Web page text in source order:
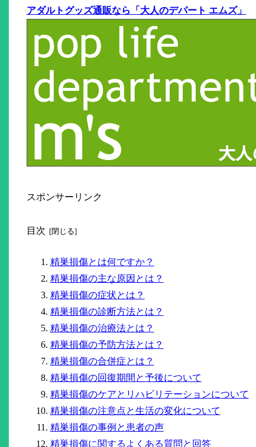
アダルトグッズ通販なら「大人のデパート エムズ」
スポンサーリンク
目次
精巣損傷とは何ですか？
精巣損傷の主な原因とは？
精巣損傷の症状とは？
精巣損傷の診断方法とは？
精巣損傷の治療法とは？
精巣損傷の予防方法とは？
精巣損傷の合併症とは？
精巣損傷の回復期間と予後について
精巣損傷のケアとリハビリテーションについて
精巣損傷の注意点と生活の変化について
精巣損傷の事例と患者の声
精巣損傷に関するよくある質問と回答